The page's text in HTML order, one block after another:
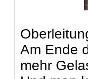
Am Ende
mehr